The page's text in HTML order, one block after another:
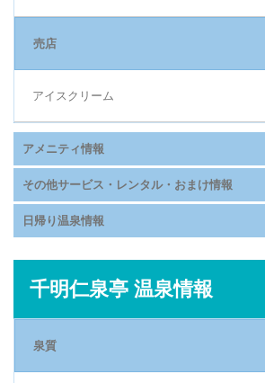
売店
アイスクリーム
アメニティ情報
その他サービス・レンタル・おまけ情報
日帰り温泉情報
千明仁泉亭 温泉情報
泉質